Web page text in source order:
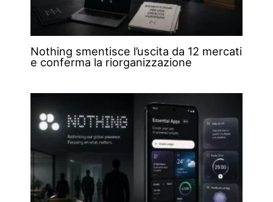
Nothing smentisce l’uscita da 12 mercati
e conferma la riorganizzazione